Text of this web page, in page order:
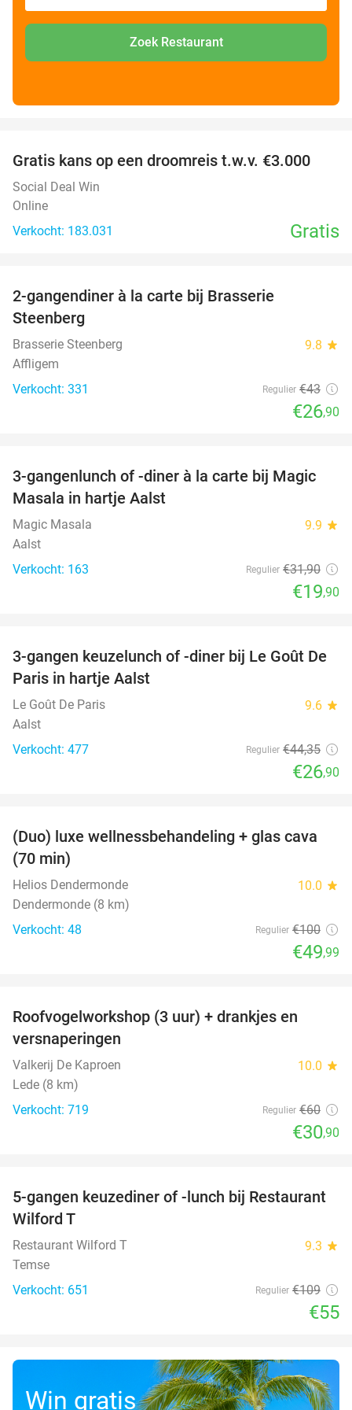
Zoek Restaurant
Gratis kans op een droomreis t.w.v. €3.000
Social Deal Win
Online
Verkocht: 183.031
Gratis
2-gangendiner à la carte bij Brasserie
Steenberg
Brasserie Steenberg 9.8 star
Affligem
Verkocht: 331
Regulier €43
€26,90
38%
3-gangenlunch of -diner à la carte bij Magic
Masala in hartje Aalst
Magic Masala 9.9 star
Aalst
Verkocht: 163
Regulier €31,90
€19,90
39%
3-gangen keuzelunch of -diner bij Le Goût De
Paris in hartje Aalst
Le Goût De Paris 9.6 star
Aalst
Verkocht: 477
Regulier €44,35
€26,90
50%
(Duo) luxe wellnessbehandeling + glas cava
(70 min)
Helios Dendermonde 10.0 star
Dendermonde (8 km)
Verkocht: 48
Regulier €100
€49,99
Roofvogelworkshop (3 uur) + drankjes en
versnaperingen
Valkerij De Kaproen 10.0 star
Lede (8 km)
Verkocht: 719
Regulier €60
€30,90
50%
5-gangen keuzediner of -lunch bij Restaurant
Wilford T
Restaurant Wilford T 9.3 star
Temse
Verkocht: 651
Regulier €109
€55
Win gratis